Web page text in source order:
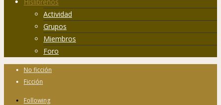
Actividad
Grupos
Miembros
Foro
No ficción
Ficción
Following